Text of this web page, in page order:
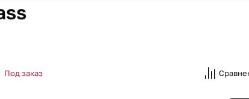
Под заказ